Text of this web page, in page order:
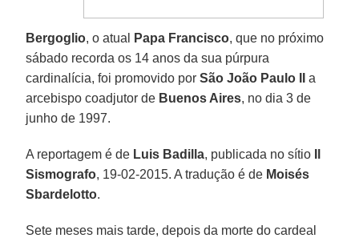
Bergoglio, o atual Papa Francisco, que no próximo
sábado recorda os 14 anos da sua púrpura
cardinalícia, foi promovido porSão João Paulo II
a
arcebispo coadjutor de Buenos Aires, no dia 3 de
junho de 1997.
A reportagem é de Luis Badilla, publicada no sítio
Sismografo, 19-02-2015. A tradução é de Moisés
Sbardelotto.
Sete meses mais tarde, depois da morte do cardeal